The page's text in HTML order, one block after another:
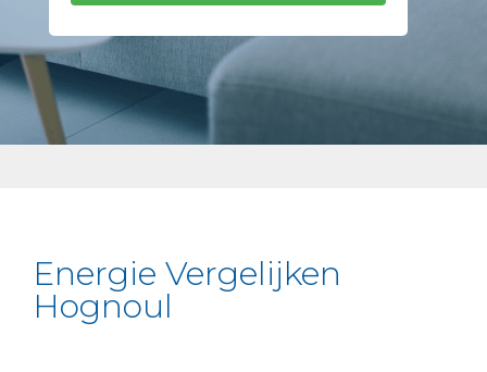
Energie Vergelijken
Hognoul